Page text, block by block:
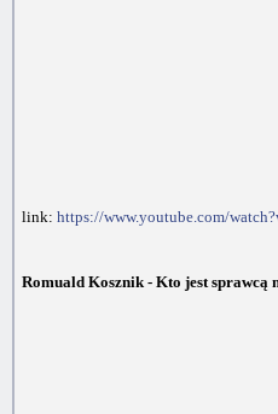
link: https://www.youtube.com/
Romuald Kosznik - Kto jest sprawcą